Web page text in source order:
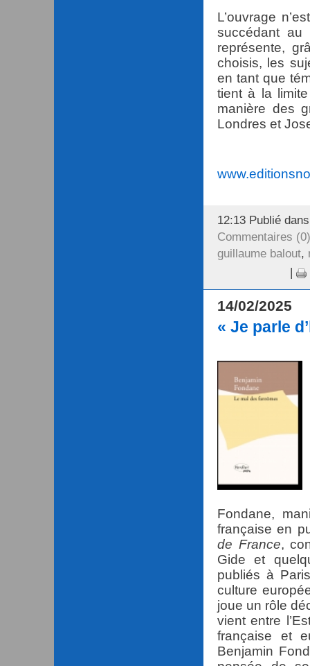
L’ouvrage
succédant au
représente,
choisis, les
en tant que
tient à la
manière des
Londres et
12:13 Publié
Commentaires (0)
guillaume balout,
|
14/02/2025
« Je parle
Fondane,
française en
de France,
Gide et
publiés à
culture
joue un rôle
vient entre
française et
Benjamin